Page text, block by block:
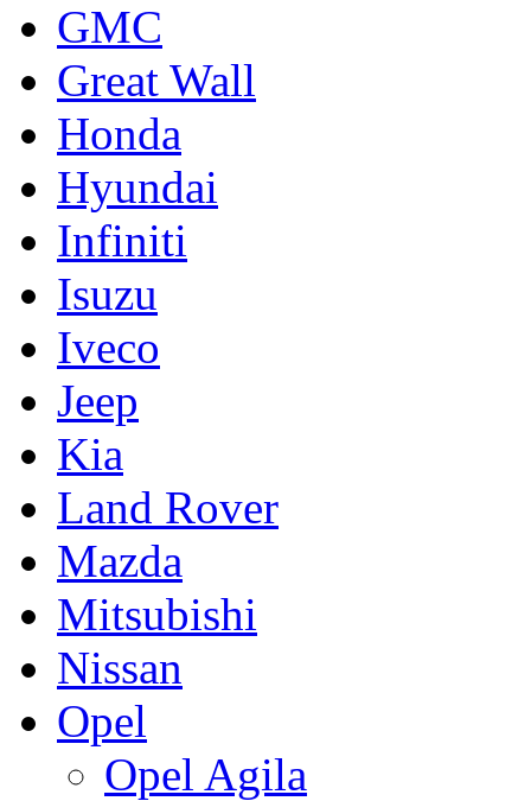
GMC
Great Wall
Honda
Hyundai
Infiniti
Isuzu
Iveco
Jeep
Kia
Land Rover
Mazda
Mitsubishi
Nissan
Opel
Opel Agila